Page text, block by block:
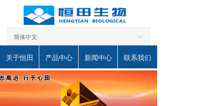
ꀅ
简体中文
关于恒田 产品中心 新闻中心 联系我们